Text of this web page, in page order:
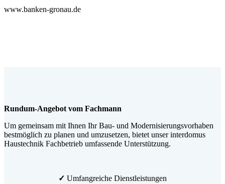
www.banken-gronau.de
Rundum-Angebot vom Fachmann
Um gemeinsam mit Ihnen Ihr Bau- und Modernisierungsvorhaben
bestmöglich zu planen und umzusetzen, bietet unser interdomus
Haustechnik Fachbetrieb umfassende Unterstützung.
✓ Umfangreiche Dienstleistungen